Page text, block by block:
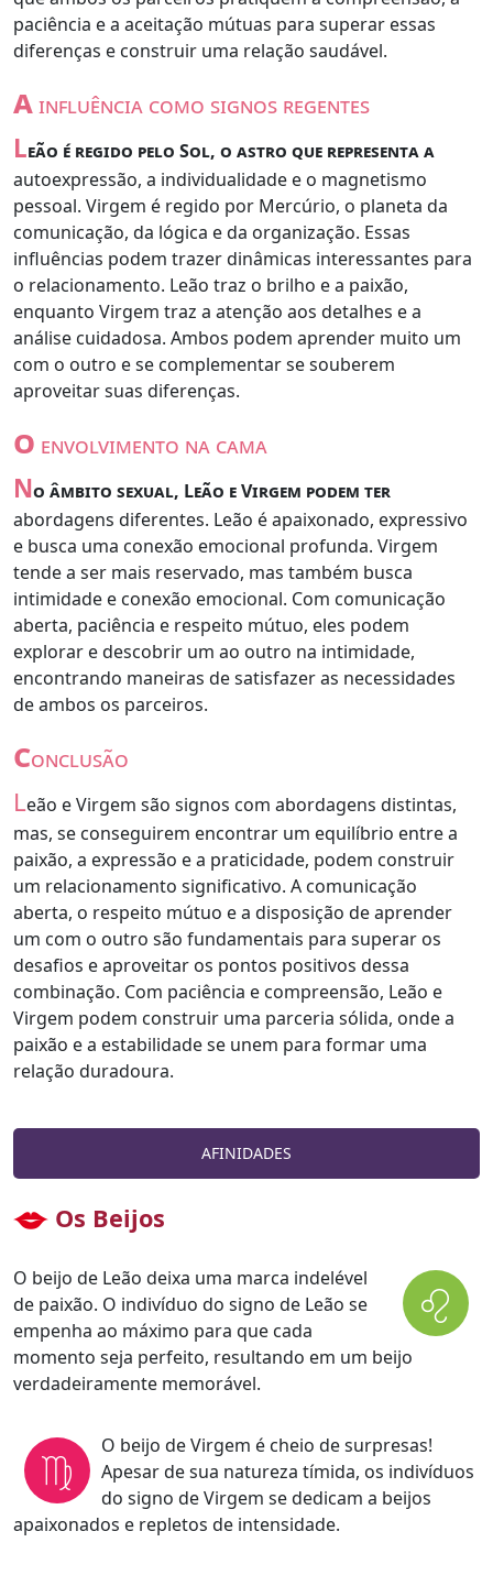
paciência e a aceitação mútuas para superar essas
diferenças e construir uma relação saudável.
ainfluência como signos regentes
Leão é regido pelo Sol, o astro que representa a
autoexpressão, a individualidade e o magnetismo
pessoal. Virgem é regido por Mercúrio, o planeta da
comunicação, da lógica e da organização. Essas
influências podem trazer dinâmicas interessantes para
o relacionamento. Leão traz o brilho e a paixão,
enquanto Virgem traz a atenção aos detalhes e a
análise cuidadosa. Ambos podem aprender muito um
com o outro e se complementar se souberem
aproveitar suas diferenças.
o envolvimento na cama
No âmbito sexual, Leão e Virgem podem ter
abordagens diferentes. Leão é apaixonado, expressivo
e busca uma conexão emocional profunda. Virgem
tende a ser mais reservado, mas também busca
intimidade e conexão emocional. Com comunicação
aberta, paciência e respeito mútuo, eles podem
explorar e descobrir um ao outro na intimidade,
encontrando maneiras de satisfazer as necessidades
de ambos os parceiros.
conclusão
Leão e Virgem são signos com abordagens distintas,
mas, se conseguirem encontrar um equilíbrio entre a
paixão, a expressão e a praticidade, podem construir
um relacionamento significativo. A comunicação
aberta, o respeito mútuo e a disposição de aprender
um com o outro são fundamentais para superar os
desafios e aproveitar os pontos positivos dessa
combinação. Com paciência e compreensão, Leão e
Virgem podem construir uma parceria sólida, onde a
paixão e a estabilidade se unem para formar uma
relação duradoura.
AFINIDADES
Os Beijos
O beijo de Leão deixa uma marca indelével
de paixão. O indivíduo do signo de Leão se
empenha ao máximo para que cada
momento seja perfeito, resultando em um beijo
verdadeiramente memorável.
O beijo de Virgem é cheio de surpresas!
Apesar de sua natureza tímida, os indivíduos
do signo de Virgem se dedicam a beijos
apaixonados e repletos de intensidade.